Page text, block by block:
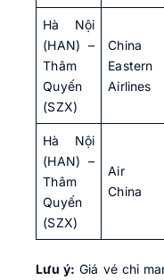
Hà Nội
(HAN) –
Thâm
Quyến
(SZX)
China
Eastern
Airlines
Hà Nội
(HAN) –
Thâm
Quyến
(SZX)
Air
China
Lưu ý: Giá vé chỉ